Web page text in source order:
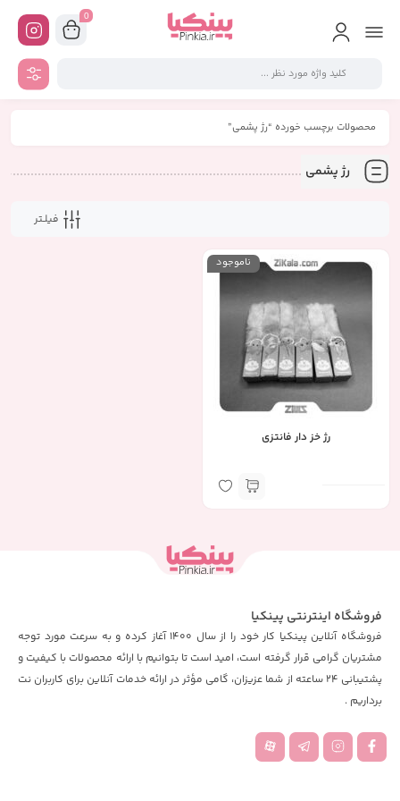
0
محصولات برچسب خورده “رژ پشمی”
رژ پشمی
فیلـتر
ناموجود
رژ خز دار فانتزی
فروشگاه اینترنتی پینکیا
فروشگاه آنلاین پینکیا کار خود را از سال 1400 آغاز کرده و به سرعت مورد توجه
مشتریان گرامی قرار گرفته است، امید است تا بتوانیم با ارائه محصولات با کیفیت و
پشتیبانی 24 ساعته از شما عزیزان، گامی مؤثر در ارائه خدمات آنلاین برای کاربران نت
برداریم .